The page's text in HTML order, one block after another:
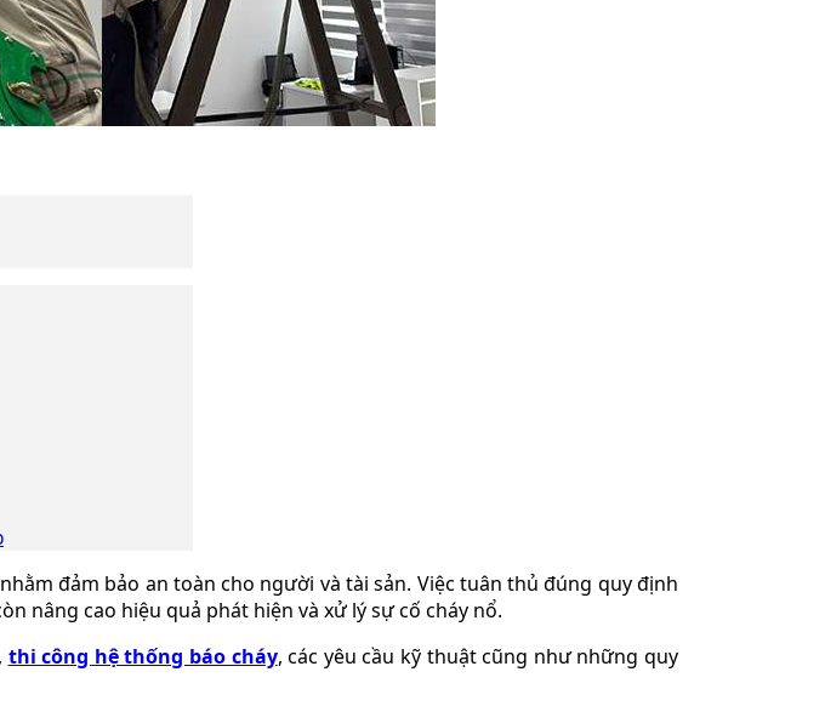
đảm bảo an toàn cho người và tài sản. Việc tuân thủ đúng quy định
nâng cao hiệu quả phát hiện và xử lý sự cố cháy nổ.
thi công hệ thống báo cháy, các yêu cầu kỹ thuật cũng như những quy